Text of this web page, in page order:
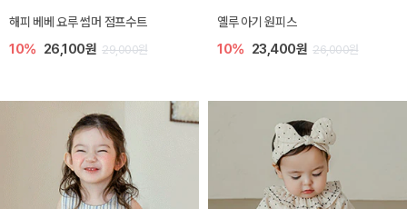
해피 베베 요루 썸머 점프수트
10% 26,100원 29,000원
옐루 아기 원피스
10% 23,400원 26,000원